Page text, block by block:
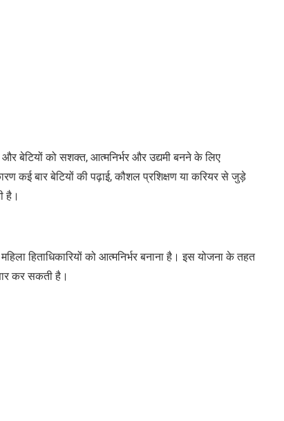
बेटियों को सशक्त, आत्मनिर्भर और उद्यमी बनने के लिए
कई बार बेटियों की पढ़ाई, कौशल प्रशिक्षण या करियर से जुड़े
है।
हिताधिकारियों को आत्मनिर्भर बनाना है। इस योजना के तहत
कर सकती है।